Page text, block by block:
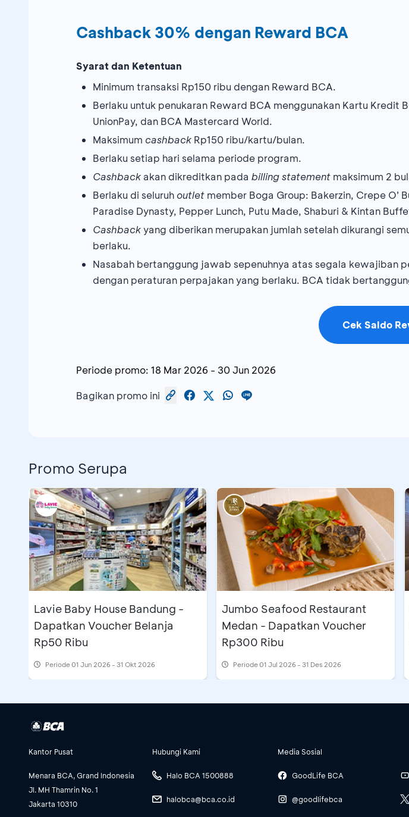
Cashback 30% dengan Reward BCA
Syarat dan Ketentuan
Minimum transaksi Rp150 ribu dengan Reward BCA.
Berlaku untuk penukaran Reward BCA menggunakan Kartu Kredit
UnionPay, dan BCA Mastercard World.
Maksimum cashback Rp150 ribu/kartu/bulan.
Berlaku setiap hari selama periode program.
Cashback akan dikreditkan pada billing statement maksimum 2
Berlaku di seluruh outlet member Boga Group: Bakerzin, Crepe O’
Paradise Dynasty, Pepper Lunch, Putu Made, Shaburi & Kintan
Cashbackyang diberikan merupakan jumlah setelah dikurangi
berlaku.
Nasabah bertanggung jawab sepenuhnya atas segala kewajiban
dengan peraturan perpajakan yang berlaku. BCA tidak
Cek Saldo
Periode promo: 18 Mar 2026 - 30 Jun 2026
Bagikan promo ini
Promo Serupa
Lavie Baby House Bandung -
Dapatkan Voucher Belanja
Rp50 Ribu
Periode01 Jun 2026 - 31 Okt 2026
Jumbo Seafood Restaurant
Medan - Dapatkan Voucher
Rp300 Ribu
Periode01 Jul 2026 - 31 Des 2026
Kantor Pusat
Menara BCA, Grand Indonesia
Jl. MH Thamrin No. 1
Jakarta 10310
Hubungi Kami
Halo BCA 1500888
halobca@bca.co.id
Media Sosial
GoodLife BCA
@goodlifebca